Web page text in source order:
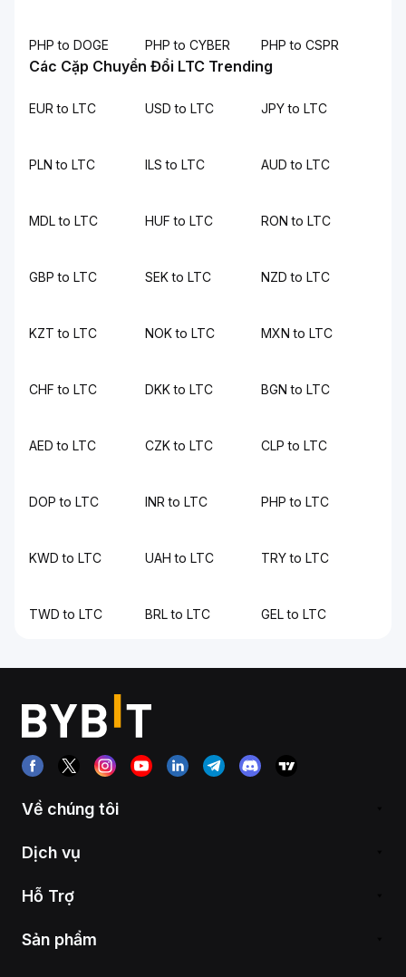
PHP to DOGE PHP to CYBER PHP to CSPR
Các Cặp Chuyển Đổi LTC Trending
EUR to LTC USD to LTC JPY to LTC
PLN to LTC ILS to LTC AUD to LTC
MDL to LTC HUF to LTC RON to LTC
GBP to LTC SEK to LTC NZD to LTC
KZT to LTC NOK to LTC MXN to LTC
CHF to LTC DKK to LTC BGN to LTC
AED to LTC CZK to LTC CLP to LTC
DOP to LTC INR to LTC PHP to LTC
KWD to LTC UAH to LTC TRY to LTC
TWD to LTC BRL to LTC GEL to LTC
Về chúng tôi
Dịch vụ
Hỗ Trợ
Sản phẩm